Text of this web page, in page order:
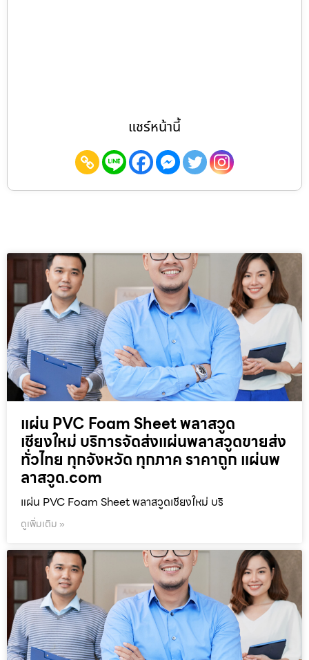
แชร์หน้านี้
แผ่น PVC Foam Sheet พลาสวูด
เชียงใหม่ บริการจัดส่งแผ่นพลาสวูดขายส่ง
ทั่วไทย ทุกจังหวัด ทุกภาค ราคาถูก แผ่นพ
ลาสวูด.com
แผ่น PVC Foam Sheet พลาสวูดเชียงใหม่ บริ
ดูเพิ่มเติม »